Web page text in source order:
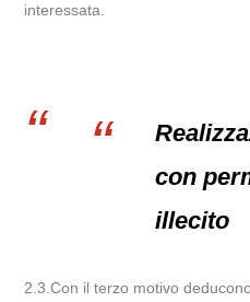
interessata.
con
illecito
2.3.Con il terzo motivo